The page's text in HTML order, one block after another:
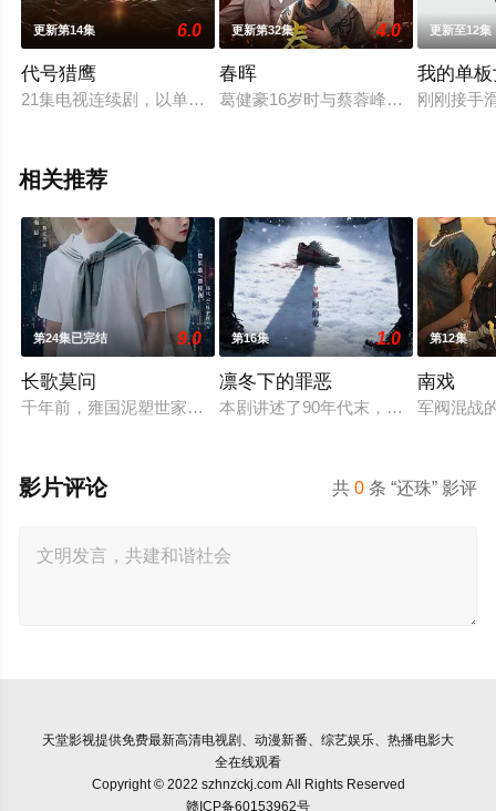
更新第14集 6.0
代号猎鹰
21集电视连续剧，以单元剧的形式讲述警察破案的过程。
更新第32集 4.0
春晖
葛健豪16岁时与蔡蓉峰结婚，婚后，
更新至12集
我的单
刚刚接手
相关推荐
第24集已完结 9.0
长歌莫问
千年前，雍国泥塑世家楚门因进贡的“十二生肖”离奇流血炸裂
第16集 1.0
凛冬下的罪恶
本剧讲述了90年代末，怒河市刑侦支
第12集
南戏
军阀混战
共0 条 “还珠” 影评
影片评论
天堂影视提供免费最新高清电视剧、动漫新番、综艺娱乐、热播电影大
全在线观看
Copyright © 2022 szhnzckj.com All Rights Reserved
赣ICP备60153962号